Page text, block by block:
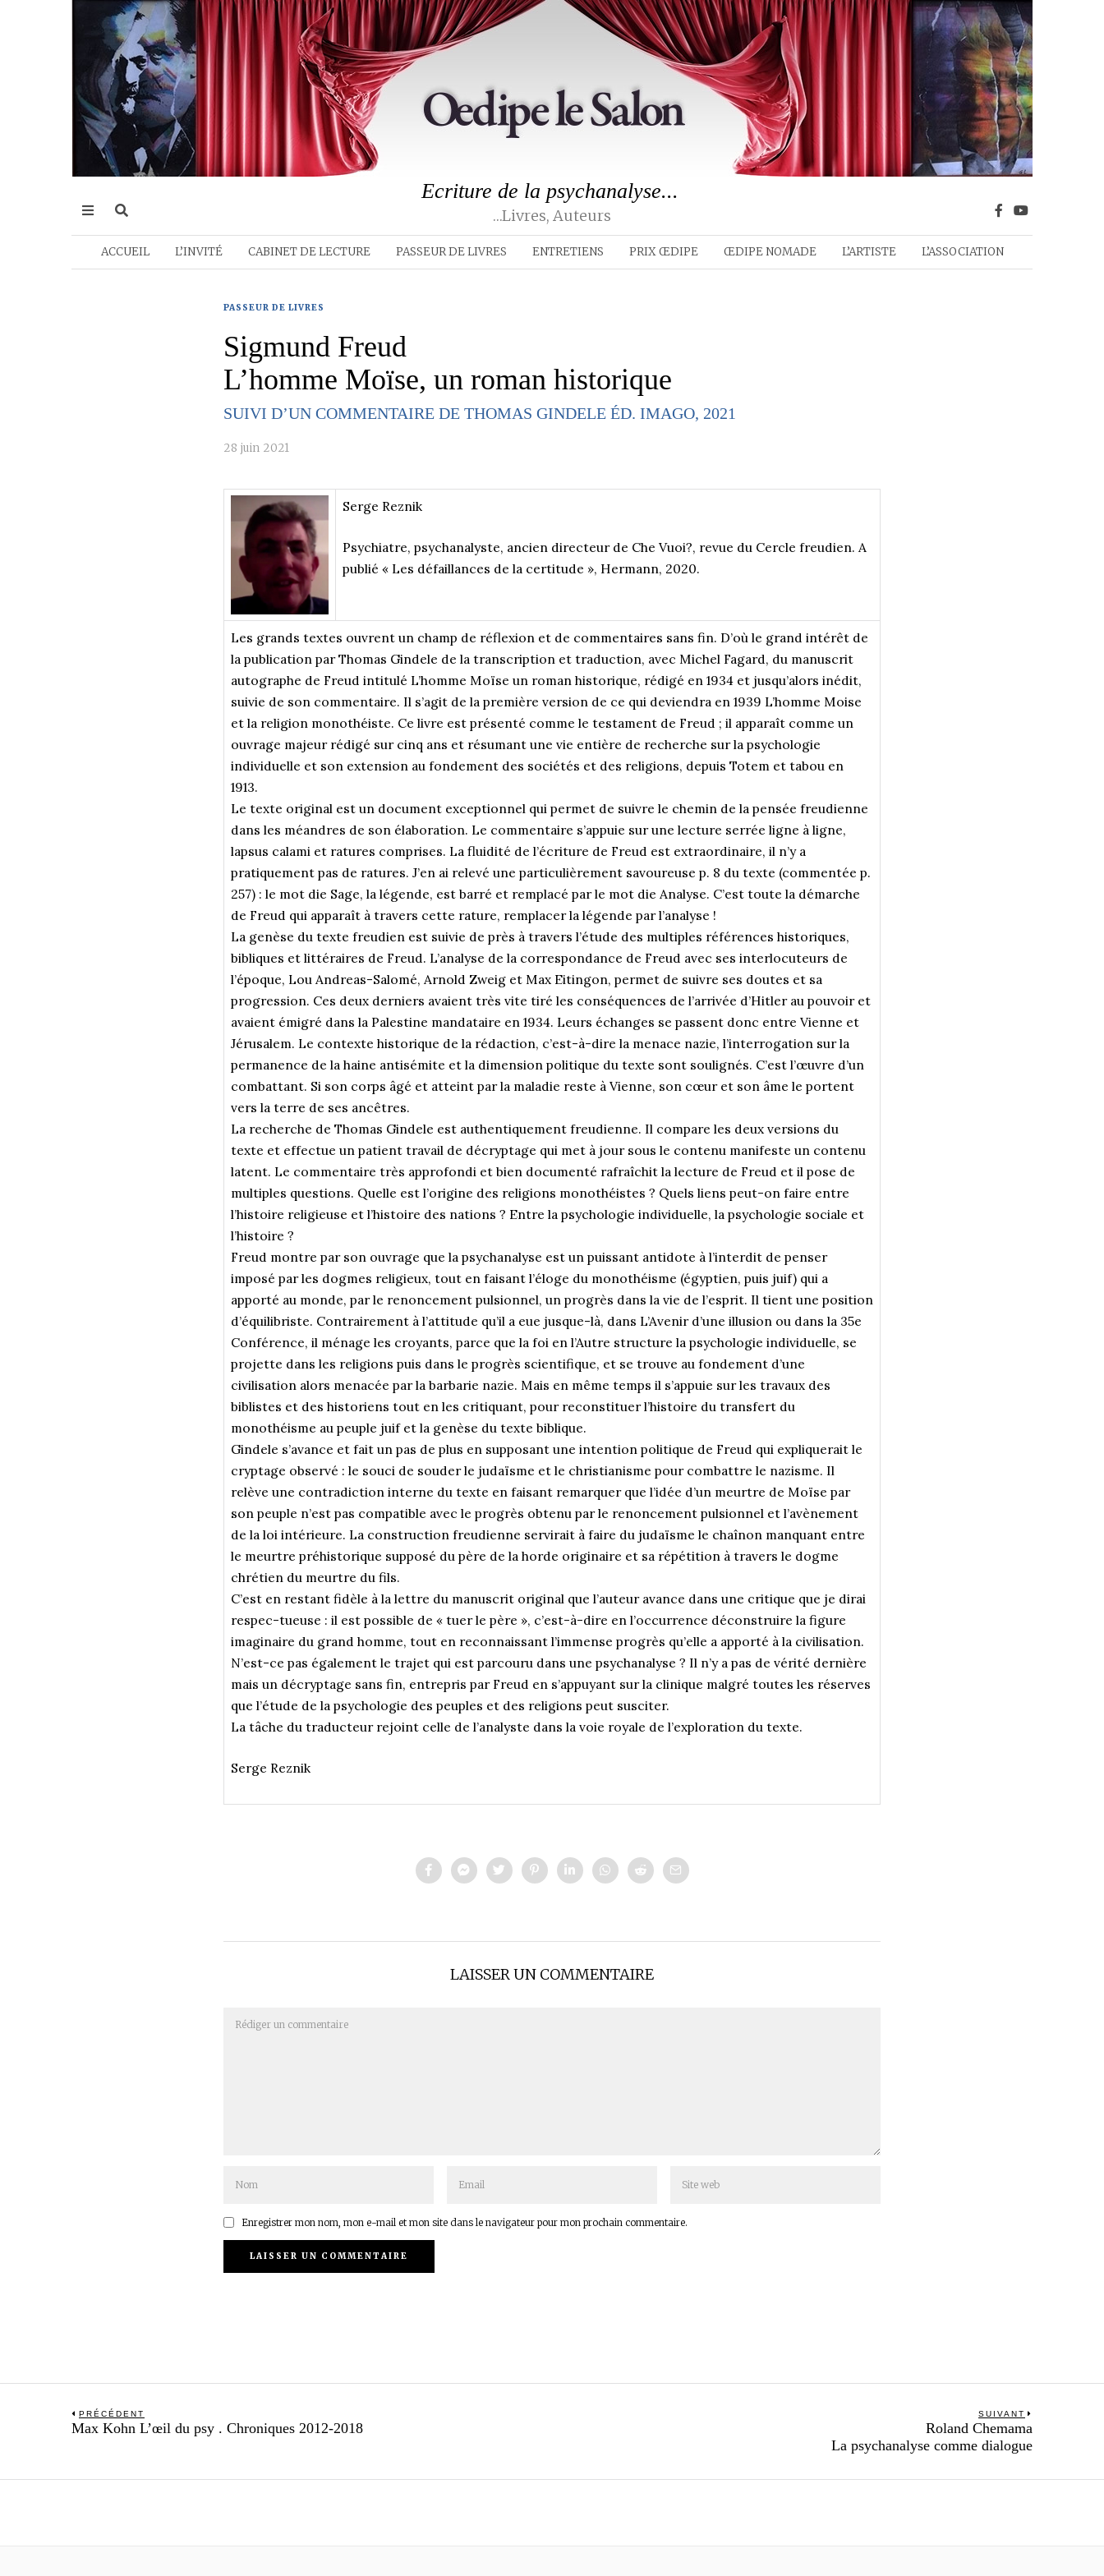
Ecriture de la psychanalyse...
…livres, Auteurs
ACCUEIL L’INVITÉ CABINET DE LECTURE PASSEUR DE LIVRES ENTRETIENS PRIX ŒDIPE ŒDIPE NOMADE L’ARTISTE L’ASSOCIATION
PASSEUR DE LIVRES
Sigmund Freud
L’homme Moïse, un roman historique
SUIVI D’UN COMMENTAIRE DE THOMAS GINDELE ÉD. IMAGO, 2021
28 juin 2021
Serge Reznik
Psychiatre, psychanalyste, ancien directeur de Che Vuoi?, revue du Cercle freudien. A
publié « Les défaillances de la certitude », Hermann, 2020.
Les grands textes ouvrent un champ de réflexion et de commentaires sans fin. D’où le grand intérêt de
la publication par Thomas Gindele de la transcription et traduction, avec Michel Fagard, du manuscrit
autographe de Freud intitulé L’homme Moïse un roman historique, rédigé en 1934 et jusqu’alors inédit,
suivie de son commentaire. Il s’agit de la première version de ce qui deviendra en 1939 L’homme Moise
et la religion monothéiste. Ce livre est présenté comme le testament de Freud ; il apparaît comme un
ouvrage majeur rédigé sur cinq ans et résumant une vie entière de recherche sur la psychologie
individuelle et son extension au fondement des sociétés et des religions, depuis Totem et tabou en
1913.
Le texte original est un document exceptionnel qui permet de suivre le chemin de la pensée freudienne
dans les méandres de son élaboration. Le commentaire s’appuie sur une lecture serrée ligne à ligne,
lapsus calami et ratures comprises. La fluidité de l’écriture de Freud est extraordinaire, il n’y a
pratiquement pas de ratures. J’en ai relevé une particulièrement savoureuse p. 8 du texte (commentée p.
257) : le mot die Sage, la légende, est barré et remplacé par le mot die Analyse. C’est toute la démarche
de Freud qui apparaît à travers cette rature, remplacer la légende par l’analyse !
La genèse du texte freudien est suivie de près à travers l’étude des multiples références historiques,
bibliques et littéraires de Freud. L’analyse de la correspondance de Freud avec ses interlocuteurs de
l’époque, Lou Andreas-Salomé, Arnold Zweig et Max Eitingon, permet de suivre ses doutes et sa
progression. Ces deux derniers avaient très vite tiré les conséquences de l’arrivée d’Hitler au pouvoir et
avaient émigré dans la Palestine mandataire en 1934. Leurs échanges se passent donc entre Vienne et
Jérusalem. Le contexte historique de la rédaction, c’est-à-dire la menace nazie, l’interrogation sur la
permanence de la haine antisémite et la dimension politique du texte sont soulignés. C’est l’œuvre d’un
combattant. Si son corps âgé et atteint par la maladie reste à Vienne, son cœur et son âme le portent
vers la terre de ses ancêtres.
La recherche de Thomas Gindele est authentiquement freudienne. Il compare les deux versions du
texte et effectue un patient travail de décryptage qui met à jour sous le contenu manifeste un contenu
latent. Le commentaire très approfondi et bien documenté rafraîchit la lecture de Freud et il pose de
multiples questions. Quelle est l’origine des religions monothéistes ? Quels liens peut-on faire entre
l’histoire religieuse et l’histoire des nations ? Entre la psychologie individuelle, la psychologie sociale et
l’histoire ?
Freud montre par son ouvrage que la psychanalyse est un puissant antidote à l’interdit de penser
imposé par les dogmes religieux, tout en faisant l’éloge du monothéisme (égyptien, puis juif) qui a
apporté au monde, par le renoncement pulsionnel, un progrès dans la vie de l’esprit. Il tient une position
d’équilibriste. Contrairement à l’attitude qu’il a eue jusque-là, dans L’Avenir d’une illusion ou dans la 35e
Conférence, il ménage les croyants, parce que la foi en l’Autre structure la psychologie individuelle, se
projette dans les religions puis dans le progrès scientifique, et se trouve au fondement d’une
civilisation alors menacée par la barbarie nazie. Mais en même temps il s’appuie sur les travaux des
biblistes et des historiens tout en les critiquant, pour reconstituer l’histoire du transfert du
monothéisme au peuple juif et la genèse du texte biblique.
Gindele s’avance et fait un pas de plus en supposant une intention politique de Freud qui expliquerait le
cryptage observé : le souci de souder le judaïsme et le christianisme pour combattre le nazisme. Il
relève une contradiction interne du texte en faisant remarquer que l’idée d’un meurtre de Moïse par
son peuple n’est pas compatible avec le progrès obtenu par le renoncement pulsionnel et l’avènement
de la loi intérieure. La construction freudienne servirait à faire du judaïsme le chaînon manquant entre
le meurtre préhistorique supposé du père de la horde originaire et sa répétition à travers le dogme
chrétien du meurtre du fils.
C’est en restant fidèle à la lettre du manuscrit original que l’auteur avance dans une critique que je dirai
respec-tueuse : il est possible de « tuer le père », c’est-à-dire en l’occurrence déconstruire la figure
imaginaire du grand homme, tout en reconnaissant l’immense progrès qu’elle a apporté à la civilisation.
N’est-ce pas également le trajet qui est parcouru dans une psychanalyse ? Il n’y a pas de vérité dernière
mais un décryptage sans fin, entrepris par Freud en s’appuyant sur la clinique malgré toutes les réserves
que l’étude de la psychologie des peuples et des religions peut susciter.
La tâche du traducteur rejoint celle de l’analyste dans la voie royale de l’exploration du texte.
Serge Reznik
LAISSER UN COMMENTAIRE
Enregistrer mon nom, mon e-mail et mon site dans le navigateur pour mon prochain commentaire.
Navigation
de
PRÉCÉDENT
Previous
Max Kohn L’œil du psy . Chroniques 2012-2018
SUIVANT
Roland Chemama
La psychanalyse comme dialogue